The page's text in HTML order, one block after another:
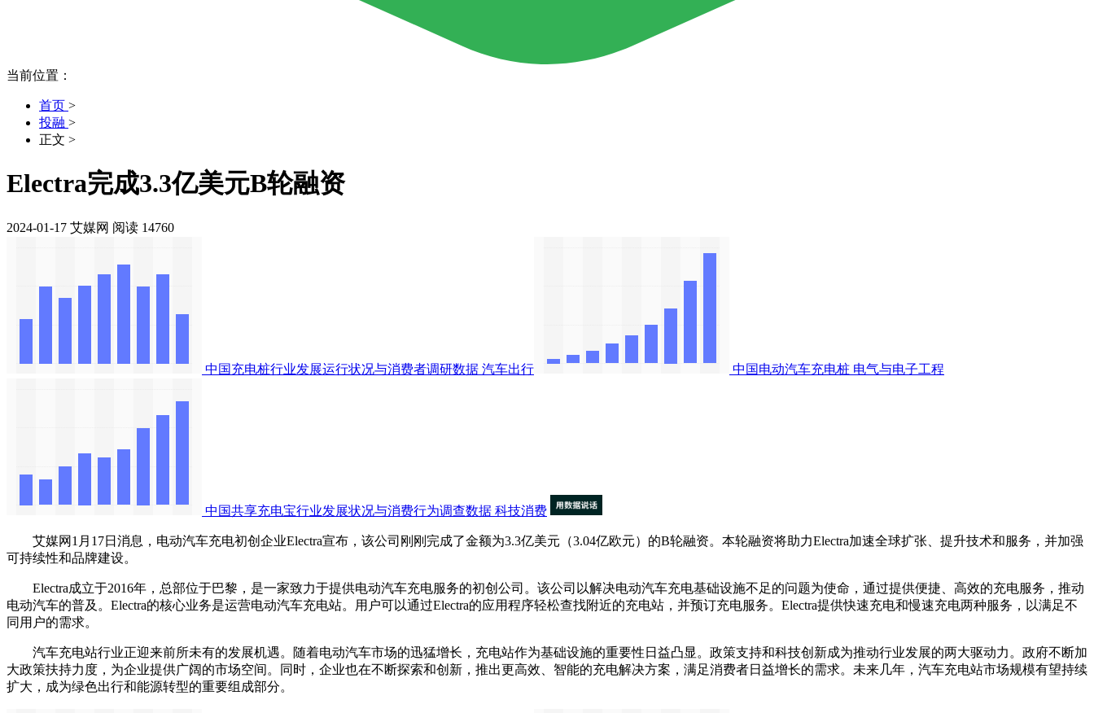
当前位置：
首页 >
投融 >
正文 >
Electra完成3.3亿美元B轮融资
2024-01-17 艾媒网 阅读 14760
中国充电桩行业发展运行状况与消费者调研数据 汽车出行 中国电动汽车充电桩 电气与电子工程
中国共享充电宝行业发展状况与消费行为调查数据 科技消费
艾媒网1月17日消息，电动汽车充电初创企业Electra宣布，该公司刚刚完成了金额为3.3亿美元（3.04亿欧元）的B轮融资。本轮融资将助力Electra加速全球扩张、提升技术和服务，并加强
可持续性和品牌建设。
Electra成立于2016年，总部位于巴黎，是一家致力于提供电动汽车充电服务的初创公司。该公司以解决电动汽车充电基础设施不足的问题为使命，通过提供便捷、高效的充电服务，推动
电动汽车的普及。Electra的核心业务是运营电动汽车充电站。用户可以通过Electra的应用程序轻松查找附近的充电站，并预订充电服务。Electra提供快速充电和慢速充电两种服务，以满足不
同用户的需求。
汽车充电站行业正迎来前所未有的发展机遇。随着电动汽车市场的迅猛增长，充电站作为基础设施的重要性日益凸显。政策支持和科技创新成为推动行业发展的两大驱动力。政府不断加
大政策扶持力度，为企业提供广阔的市场空间。同时，企业也在不断探索和创新，推出更高效、智能的充电解决方案，满足消费者日益增长的需求。未来几年，汽车充电站市场规模有望持续
扩大，成为绿色出行和能源转型的重要组成部分。